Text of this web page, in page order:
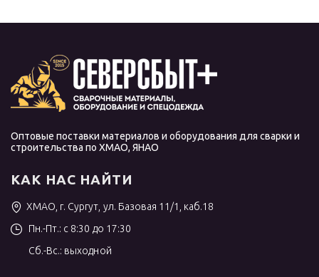
Оптовые поставки материалов и оборудования для сварки и
строительства по ХМАО, ЯНАО
КАК НАС НАЙТИ
ХМАО, г. Сургут, ул. Базовая 11/1, каб.18
Пн.-Пт.: с 8:30 до 17:30
Сб.-Вс.: выходной